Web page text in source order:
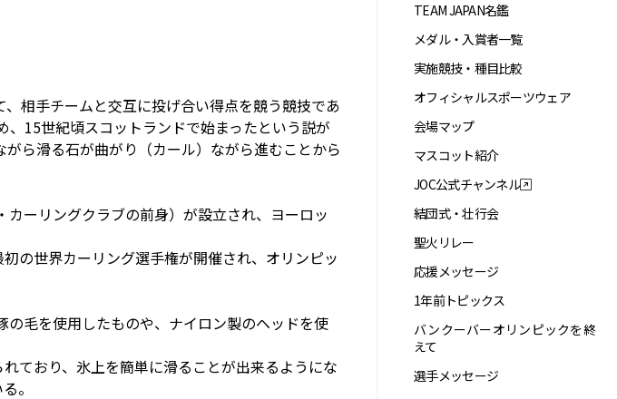
相手チームと交互に投げ合い得点を競う競技であ
15世紀頃スコットランドで始まったという説が
ら滑る石が曲がり（カール）ながら進むことから
ーリングクラブの前身）が設立され、ヨーロッ
の世界カーリング選手権が開催され、オリンピッ
毛を使用したものや、ナイロン製のヘッドを使
ており、氷上を簡単に滑ることが出来るようにな
。
TEAM JAPAN名鑑
メダル・入賞者一覧
実施競技・種目比較
オフィシャルスポーツウェア
会場マップ
マスコット紹介
JOC公式チャンネル
結団式・壮行会
聖火リレー
応援メッセージ
1年前トピックス
バンクーバーオリンピックを終
えて
選手メッセージ